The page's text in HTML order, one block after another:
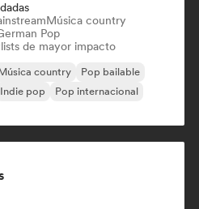
Música country
Pop
de mayor impacto
country
Pop bailable
Indie pop
Pop internacional